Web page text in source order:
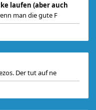
laufen (aber auch
man die gute F
Der tut auf ne